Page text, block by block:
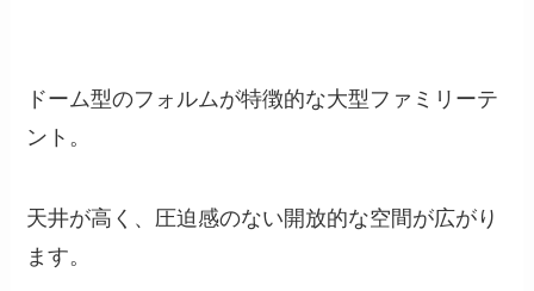
ドーム型のフォルムが特徴的な大型ファミリーテ
ント。
天井が高く、圧迫感のない開放的な空間が広がり
ます。